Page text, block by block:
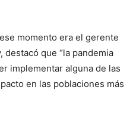
momento era el gerente
que “la pandemia
implementar alguna de las
en las poblaciones más